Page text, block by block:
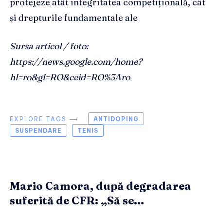
și drepturile fundamentale ale
Sursa articol / foto:
https://news.google.com/home?
hl=ro&gl=RO&ceid=RO%3Aro
EXPLORE TAGS ⟶
ANTIDOPING
SUSPENDARE
TENIS
Mario Camora, după degradarea
suferită de CFR: „Să se...